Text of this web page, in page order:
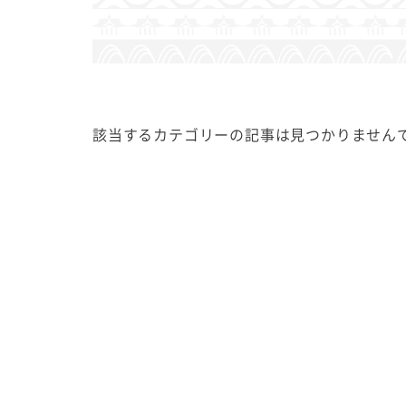
該当するカテゴリーの記事は見つかりません